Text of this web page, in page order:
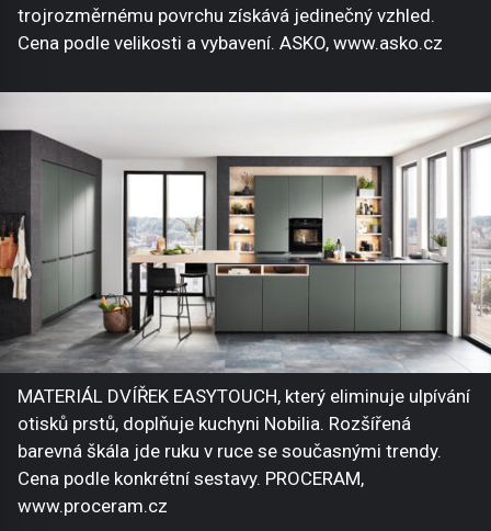
trojrozměrnému povrchu získává jedinečný vzhled.
Cena podle velikosti a vybavení. ASKO, www.asko.cz
MATERIÁL DVÍŘEK EASYTOUCH, který eliminuje ulpívání
otisků prstů, doplňuje kuchyni Nobilia. Rozšířená
barevná škála jde ruku v ruce se současnými trendy.
Cena podle konkrétní sestavy. PROCERAM,
www.proceram.cz